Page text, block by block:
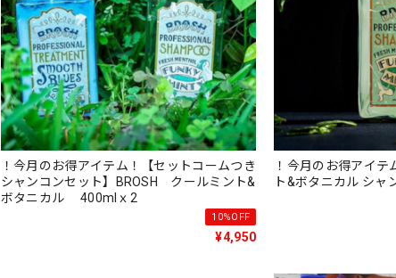
！今月のお得アイテム！【セットコームつき
シャンコンセット】BROSH クールミント&
ボタニカル 400mlｘ2
10%OFF
¥4,950
！今月のお得アイテ
ト&ボタニカル シャ